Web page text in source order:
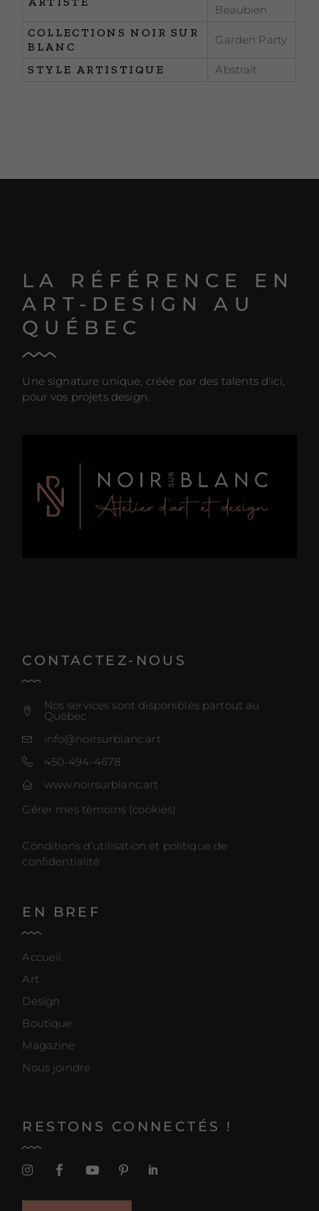
Beaubien
COLLECTIONS NOIR SUR
BLANC
Garden Party
STYLE ARTISTIQUE Abstrait
LA RÉFÉRENCE EN
ART-DESIGN AU
QUÉBEC
Une signature unique, créée par des talents d'ici,
pour vos projets design.
CONTACTEZ-NOUS
Nos services sont disponibles partout au
Québec
info@noirsurblanc.art
450-494-4678
www.noirsurblanc.art
Gérer mes témoins (cookies)
Conditions d’utilisation et politique de
confidentialité
EN BREF
Accueil
Art
Design
Boutique
Magazine
Nous joindre
RESTONS CONNECTÉS !